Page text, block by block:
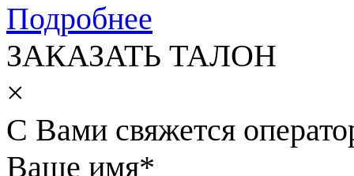
Подробнее
ЗАКАЗАТЬ ТАЛОН
×
С Вами свяжется
Ваше имя*